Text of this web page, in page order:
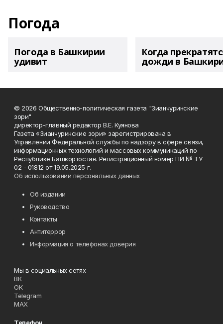
Погода
Погода в Башкирии
удивит
Когда
дожди в
© 2026 Общественно-политическая газета "Зианчуринские
зори"
директор-главный редактор В.Е. Куянова
Газета «Зианчуринские зори» зарегистрирована в
Управлении Федеральной службы по надзору в сфере связи,
информационных технологий и массовых коммуникаций по
Республике Башкортостан. Регистрационный номер ПИ № ТУ
02 - 01812 от 19.05.2025 г.
Об использовании персональных данных
Об издании
Руководство
Контакты
Антитеррор
Информация о телефонах доверия
Мы в социальных сетях
ВК
ОК
Telegram
MAX